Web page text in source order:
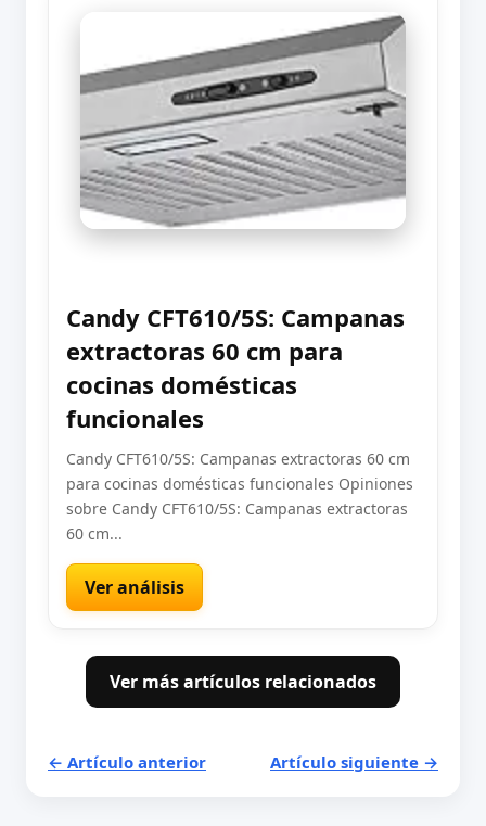
Candy CFT610/5S: Campanas
extractoras 60 cm para
cocinas domésticas
funcionales
Candy CFT610/5S: Campanas extractoras 60 cm
para cocinas domésticas funcionales Opiniones
sobre Candy CFT610/5S: Campanas extractoras
60 cm...
Ver análisis
Ver más artículos relacionados
← Artículo anterior Artículo siguiente →